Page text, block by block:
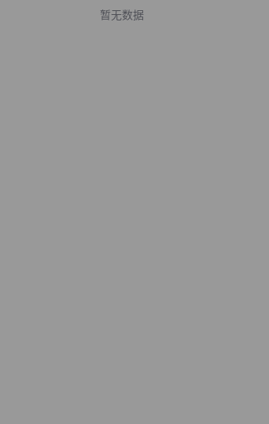
暂无数据